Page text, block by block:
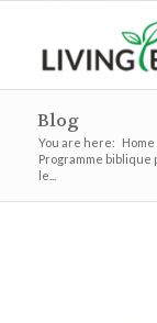
Blog
You are here: Home
Programme biblique
le...